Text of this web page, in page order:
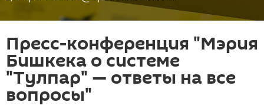
Пресс-конференция "Мэрия
Бишкека о системе
"Тулпар" — ответы на все
вопросы"